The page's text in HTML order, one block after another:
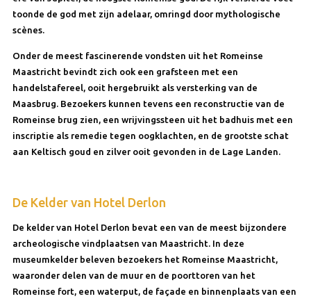
toonde de god met zijn adelaar, omringd door mythologische
scènes.
Onder de meest fascinerende vondsten uit het Romeinse
Maastricht bevindt zich ook een grafsteen met een
handelstafereel, ooit hergebruikt als versterking van de
Maasbrug. Bezoekers kunnen tevens een reconstructie van de
Romeinse brug zien, een wrijvingssteen uit het badhuis met een
inscriptie als remedie tegen oogklachten, en de grootste schat
aan Keltisch goud en zilver ooit gevonden in de Lage Landen.
De Kelder van Hotel Derlon
De kelder van Hotel Derlon bevat een van de meest bijzondere
archeologische vindplaatsen van Maastricht. In deze
museumkelder beleven bezoekers het Romeinse Maastricht,
waaronder delen van de muur en de poorttoren van het
Romeinse fort, een waterput, de façade en binnenplaats van een